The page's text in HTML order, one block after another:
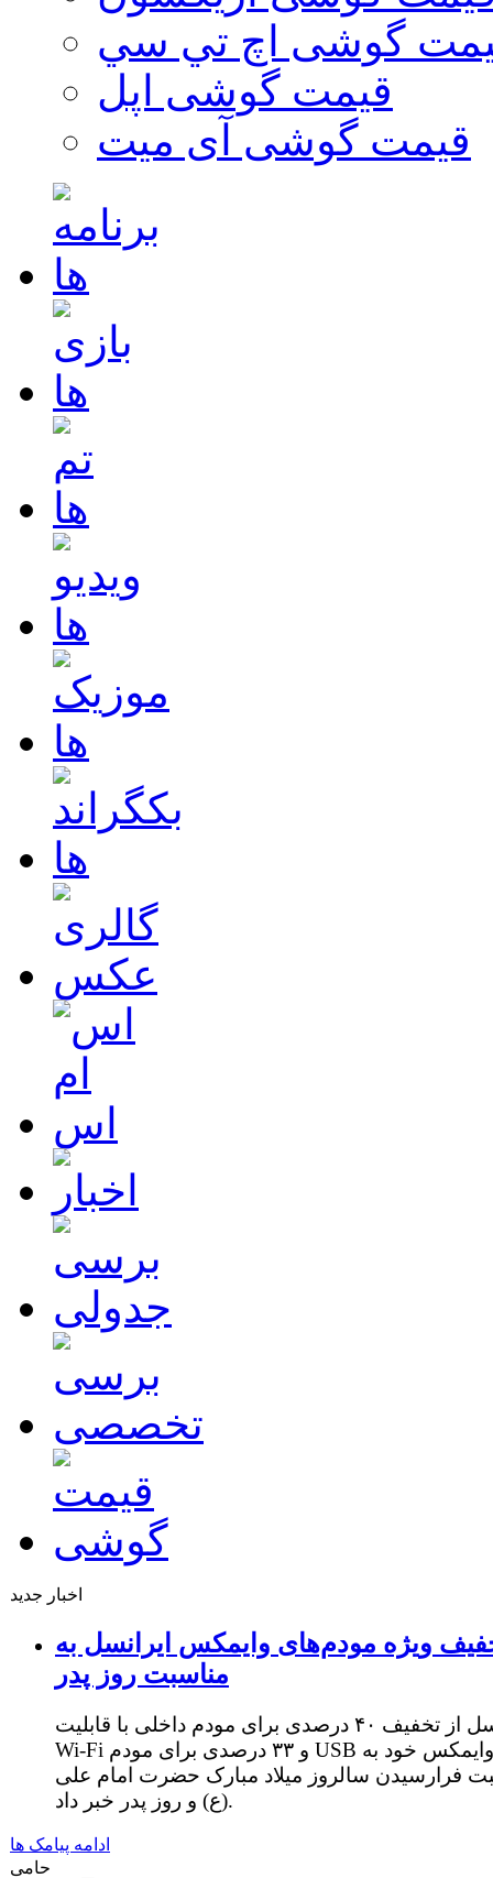
گوشی اچ تي سي
قیمت گوشی اپل
قیمت گوشی آی میت
اخبار جدید
ویژه مودم‌های وایمکس ایرانسل به
مناسبت روز پدر
ایرانسل از تخفیف ۴۰ درصدی برای مودم داخلی با قابلیت
Wi-Fi و ۳۳ درصدی برای مودم USB وایمکس خود به
فرارسیدن سالروز میلاد مبارک حضرت امام علی
(ع) و روز پدر خبر داد.
ادامه پیامک ها
حامی